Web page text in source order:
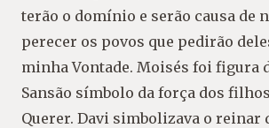
terão o domínio e serão causa de
perecer os povos que pedirão
minha Vontade. Moisés foi figura
Sansão símbolo da força dos
Querer. Davi simbolizava o reinar